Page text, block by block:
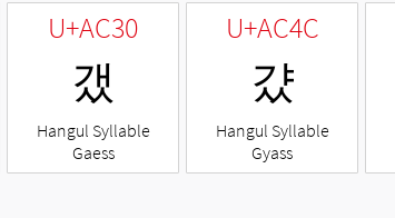
U+AC30
갰
Hangul Syllable
Gaess
U+AC4C
걌
Hangul Syllable
Gyass